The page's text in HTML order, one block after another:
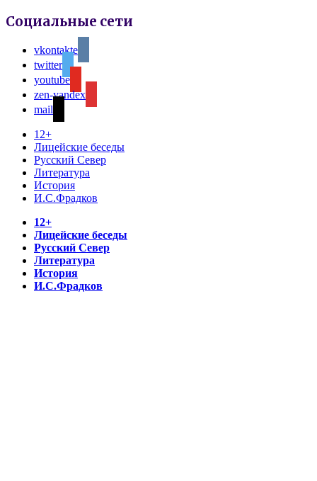
Социальные сети
vkontakte
twitter
youtube
zen-yandex
mail
12+
Лицейские беседы
Русский Север
Литература
История
И.С.Фрадков
12+
Лицейские беседы
Русский Север
Литература
История
И.С.Фрадков